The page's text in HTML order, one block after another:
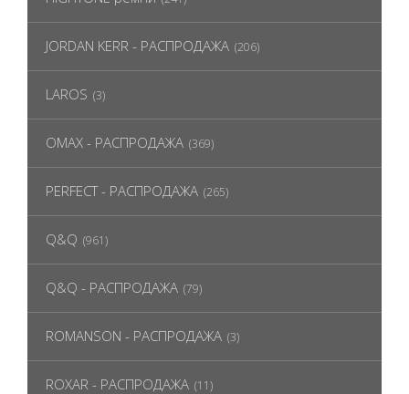
JORDAN KERR - РАСПРОДАЖА (206)
LAROS (3)
OMAX - РАСПРОДАЖА (369)
PERFECT - РАСПРОДАЖА (265)
Q&Q (961)
Q&Q - РАСПРОДАЖА (79)
ROMANSON - РАСПРОДАЖА (3)
ROXAR - РАСПРОДАЖА (11)